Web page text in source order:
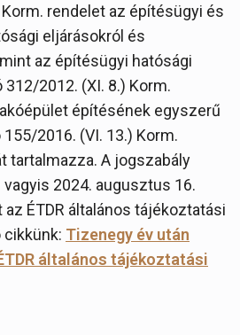
rendelet az építésügyi és
eljárásokról és
az építésügyi hatósági
2012. (XI. 8.) Korm.
építésének egyszerű
2016. (VI. 13.) Korm.
tartalmazza. A jogszabály
2024. augusztus 16.
ÉTDR általános tájékoztatási
Tizenegy év után
általános tájékoztatási